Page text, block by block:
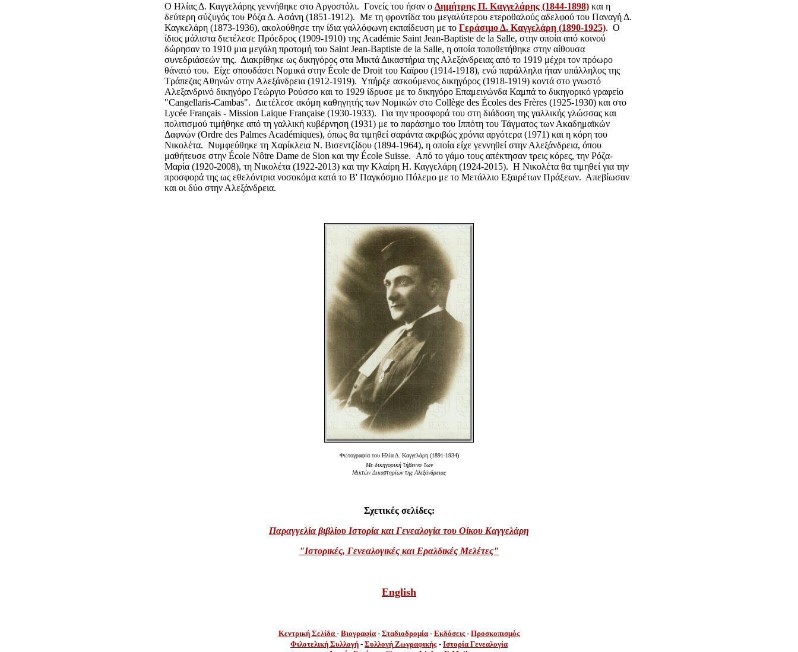
Ο Ηλίας Δ. Καγγελάρης γεννήθηκε στο Αργοστόλι. Γονείς του ήσαν ο Δημήτρης Π. Καγγελάρης (1844-1898) και η
δεύτερη σύζυγός του Ρόζα Δ. Ασάνη (1851-1912). Με τη φροντίδα του μεγαλύτερου ετεροθαλούς αδελφού του Παναγή Δ.
Καγκελάρη (1873-1936), ακολούθησε την ίδια γαλλόφωνη εκπαίδευση με το Γεράσιμο Δ. Καγγελάρη (1890-1925). Ο
ίδιος μάλιστα διετέλεσε Πρόεδρος (1909-1910) της Académie Saint Jean-Baptiste de la Salle, στην οποία από κοινού
δώρησαν το 1910 μια μεγάλη προτομή του Saint Jean-Baptiste de la Salle, η οποία τοποθετήθηκε στην αίθουσα
συνεδριάσεών της. Διακρίθηκε ως δικηγόρος στα Μικτά Δικαστήρια της Αλεξάνδρειας από το 1919 μέχρι τον πρόωρο
θάνατό του. Είχε σπουδάσει Νομικά στην École de Droit του Καϊρου (1914-1918), ενώ παράλληλα ήταν υπάλληλος της
Τράπεζας Αθηνών στην Αλεξάνδρεια (1912-1919). Υπήρξε ασκούμενος δικηγόρος (1918-1919) κοντά στο γνωστό
Αλεξανδρινό δικηγόρο Γεώργιο Ρούσσο και το 1929 ίδρυσε με το δικηγόρο Επαμεινώνδα Καμπά το δικηγορικό γραφείο
"Cangellaris-Cambas". Διετέλεσε ακόμη καθηγητής των Νομικών στο Collège des Écoles des Frères (1925-1930) και στο
Lycée Français - Mission Laique Française (1930-1933). Για την προσφορά του στη διάδοση της γαλλικής γλώσσας και
πολιτισμού τιμήθηκε από τη γαλλική κυβέρνηση (1931) με το παράσημο του Ιππότη του Τάγματος των Ακαδημαϊκών
Δαφνών (Ordre des Palmes Académiques), όπως θα τιμηθεί σαράντα ακριβώς χρόνια αργότερα (1971) και η κόρη του
Νικολέτα. Νυμφεύθηκε τη Χαρίκλεια Ν. Βισεντζίδου (1894-1964), η οποία είχε γεννηθεί στην Αλεξάνδρεια, όπου
μαθήτευσε στην École Nôtre Dame de Sion και την École Suisse. Από το γάμο τους απέκτησαν τρεις κόρες, την Ρόζα-
Μαρία (1920-2008), τη Νικολέτα (1922-2013) και την Κλαίρη Η. Καγγελάρη (1924-2015). Η Νικολέτα θα τιμηθεί για την
προσφορά της ως εθελόντρια νοσοκόμα κατά το Β' Παγκόσμιο Πόλεμο με το Μετάλλιο Εξαιρέτων Πράξεων. Απεβίωσαν
και οι δύο στην Αλεξάνδρεια.
Φωτογραφία του Ηλία Δ. Καγγελάρη (1891-1934)
Mε δικηγορική τήβεννο των
Μικτών Δικαστηρίων της Αλεξάνδρειας
Σχετικές σελίδες:
Παραγγελία βιβλίου Ιστορία και Γενεαλογία του Οίκου Καγγελάρη
"Ιστορικές, Γενεαλογικές και Εραλδικές Μελέτες"
English
Κεντρική Σελίδα - Βιογραφία - Σταδιοδρομία - Εκδόσεις- Προσκοπισμός
Φιλοτελική Συλλογή - Συλλογή Ζωγραφικής - Ιστορία Γενεαλογία